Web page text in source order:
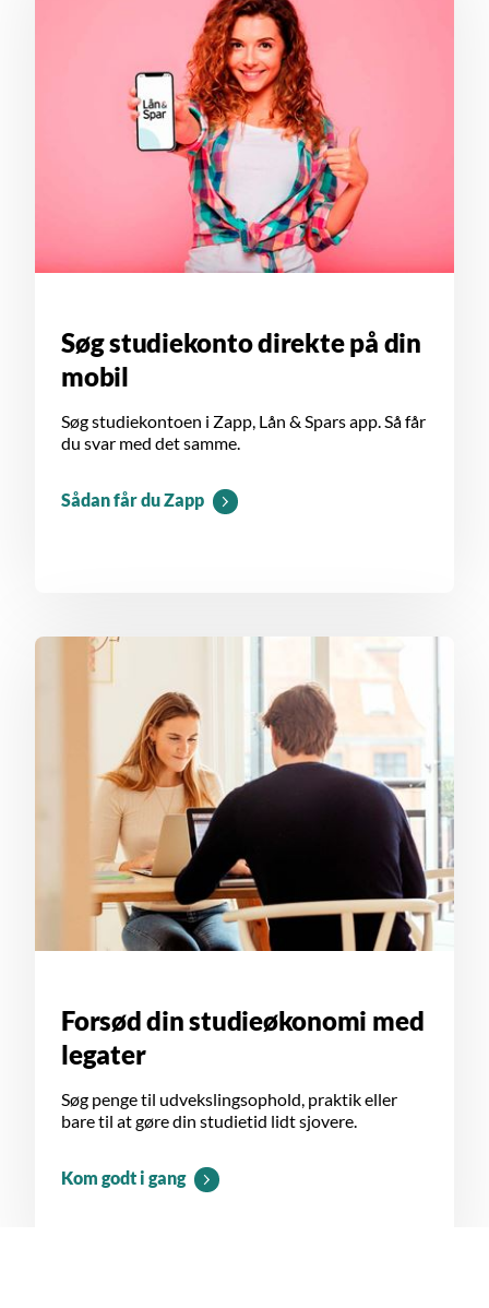
Søg studiekonto direkte på din
mobil
Søg studiekontoen i Zapp, Lån & Spars app. Så får
du svar med det samme.
Sådan får du Zapp
Forsød din studieøkonomi med
legater
Søg penge til udvekslingsophold, praktik eller
bare til at gøre din studietid lidt sjovere.
Kom godt i gang